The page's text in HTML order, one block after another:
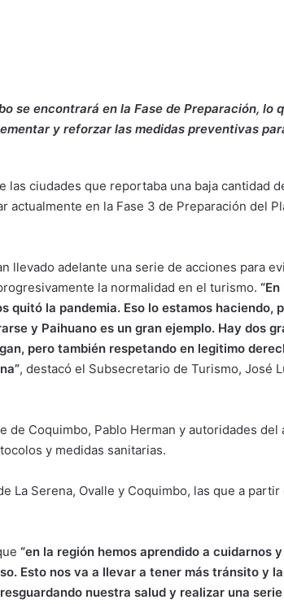
se encontrará en la Fase de Preparación, lo
y reforzar las medidas preventivas
las ciudades que reportaba una baja cantidad
en la Fase 3 de Preparación del
llevado adelante una serie de acciones para
la normalidad en el turismo. “En
quitó la pandemia. Eso lo estamos haciendo,
y Paihuano es un gran ejemplo. Hay dos
pero también respetando en legitimo
, destacó el Subsecretario de Turismo, José
de Coquimbo, Pablo Herman y autoridades del
y medidas sanitarias.
La Serena, Ovalle y Coquimbo, las que a partir
“en la región hemos aprendido a cuidarnos y
Esto nos va a llevar a tener más tránsito y
nuestra salud y realizar una